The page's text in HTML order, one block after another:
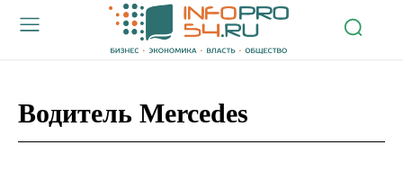
Водитель Mercedes